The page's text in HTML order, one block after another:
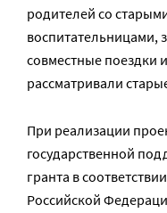
родителей со
воспитательницами,
совместные поездки
рассматривали
При реализации
государственной
гранта в
Российской